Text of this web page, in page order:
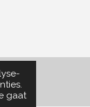
gaat